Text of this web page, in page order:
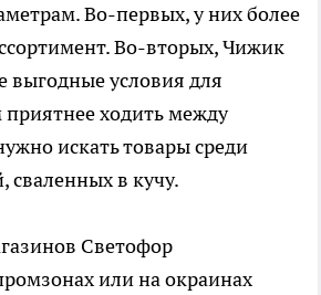
Во-первых, у них более
Во-вторых, Чижик
выгодные условия для
ходить между
искать товары среди
сваленных в кучу.
Светофор
или на окраинах